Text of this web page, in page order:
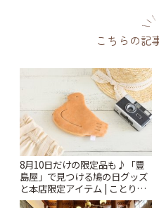
こちらの記
8月10日だけの限定品も♪「豊
島屋」で見つける鳩の日グッズ
と本店限定アイテム | ことりっ
ぷ